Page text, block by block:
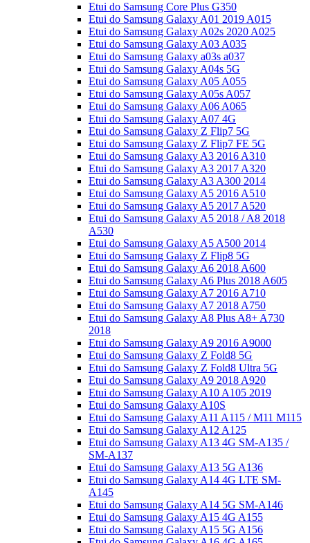
Etui do Samsung Core Plus G350
Etui do Samsung Galaxy A01 2019 A015
Etui do Samsung Galaxy A02s 2020 A025
Etui do Samsung Galaxy A03 A035
Etui do Samsung Galaxy a03s a037
Etui do Samsung Galaxy A04s 5G
Etui do Samsung Galaxy A05 A055
Etui do Samsung Galaxy A05s A057
Etui do Samsung Galaxy A06 A065
Etui do Samsung Galaxy A07 4G
Etui do Samsung Galaxy Z Flip7 5G
Etui do Samsung Galaxy Z Flip7 FE 5G
Etui do Samsung Galaxy A3 2016 A310
Etui do Samsung Galaxy A3 2017 A320
Etui do Samsung Galaxy A3 A300 2014
Etui do Samsung Galaxy A5 2016 A510
Etui do Samsung Galaxy A5 2017 A520
Etui do Samsung Galaxy A5 2018 / A8 2018
A530
Etui do Samsung Galaxy A5 A500 2014
Etui do Samsung Galaxy Z Flip8 5G
Etui do Samsung Galaxy A6 2018 A600
Etui do Samsung Galaxy A6 Plus 2018 A605
Etui do Samsung Galaxy A7 2016 A710
Etui do Samsung Galaxy A7 2018 A750
Etui do Samsung Galaxy A8 Plus A8+ A730
2018
Etui do Samsung Galaxy A9 2016 A9000
Etui do Samsung Galaxy Z Fold8 5G
Etui do Samsung Galaxy Z Fold8 Ultra 5G
Etui do Samsung Galaxy A9 2018 A920
Etui do Samsung Galaxy A10 A105 2019
Etui do Samsung Galaxy A10S
Etui do Samsung Galaxy A11 A115 / M11 M115
Etui do Samsung Galaxy A12 A125
Etui do Samsung Galaxy A13 4G SM-A135 /
SM-A137
Etui do Samsung Galaxy A13 5G A136
Etui do Samsung Galaxy A14 4G LTE SM-
A145
Etui do Samsung Galaxy A14 5G SM-A146
Etui do Samsung Galaxy A15 4G A155
Etui do Samsung Galaxy A15 5G A156